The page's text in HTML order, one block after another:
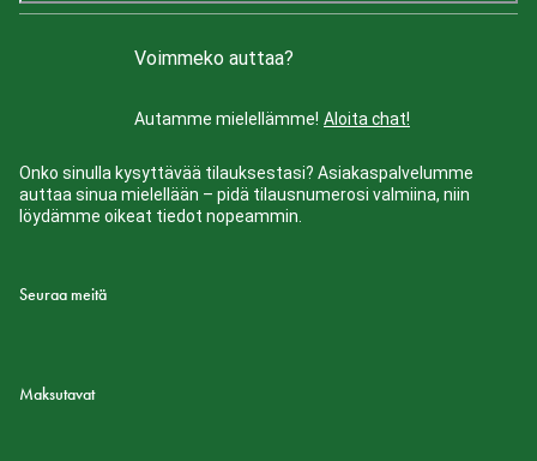
Voimmeko auttaa?
Autamme mielellämme! Aloita chat!
Onko sinulla kysyttävää tilauksestasi? Asiakaspalvelumme
auttaa sinua mielellään – pidä tilausnumerosi valmiina, niin
löydämme oikeat tiedot nopeammin.
Seuraa meitä
Maksutavat